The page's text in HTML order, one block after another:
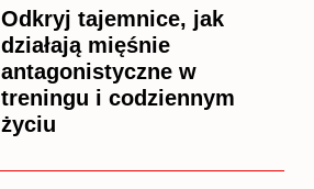
Odkryj tajemnice, jak
działają mięśnie
antagonistyczne w
treningu i codziennym
życiu